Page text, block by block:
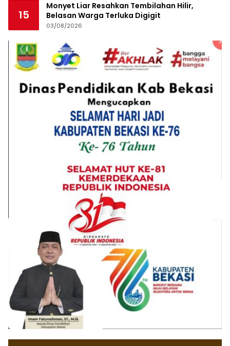
15
Monyet Liar Resahkan Tembilahan Hilir,
Belasan Warga Terluka Digigit
03/08/2026